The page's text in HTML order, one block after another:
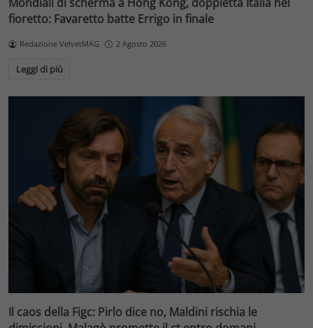
fioretto: Favaretto batte Errigo in finale
Redazione VelvetMAG 2 Agosto 2026
Leggi di più
Il caos della Figc: Pirlo dice no, Maldini rischia le